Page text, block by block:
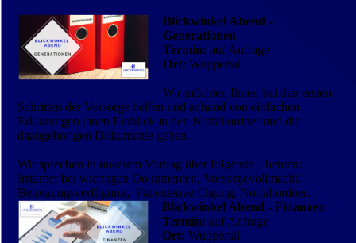
Blickwinkel Abend -
Generationen
Termin: auf Anfrage
Ort: Wuppertal
Wir möchten Ihnen bei den ersten
Schritten der Vorsorge helfen und anhand von ein­fachen
Erklärungen einen Einblick in den Notfallordner und die
dazugehörigen Dokumente geben.
Wir sprechen in unserem Vortrag über folgende Themen:
Irrtümer bei wichtigen Dokumenten, Vorsorgevollmacht/
Betreuungsverfügung, Patientenverfügung, Notfallordner.
Blickwinkel Abend - Finanzen
Termin: auf Anfrage
Ort: Wuppertal